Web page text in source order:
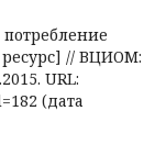
ресурс] // ВЦИОМ:
URL:
(дата